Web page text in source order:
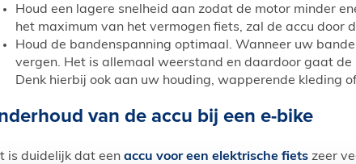
Houd een lagere snelheid aan zodat de motor minder
het maximum van het vermogen fiets, zal de accu door
Houd de bandenspanning optimaal. Wanneer uw
vergen. Het is allemaal weerstand en daardoor gaat
Denk hierbij ook aan uw houding, wapperende kleding
van de accu bij een e-bike
is duidelijk dat een accu voor een elektrische fiets zeer